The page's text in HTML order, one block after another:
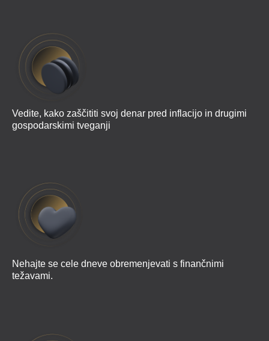
Vedite, kako zaščititi svoj denar pred inflacijo in drugimi
gospodarskimi tveganji
Nehajte se cele dneve obremenjevati s finančnimi
težavami.